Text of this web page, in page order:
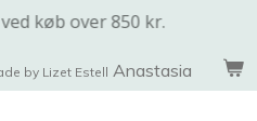
by Lizet Estell Anastasia
køb over 850 kr.